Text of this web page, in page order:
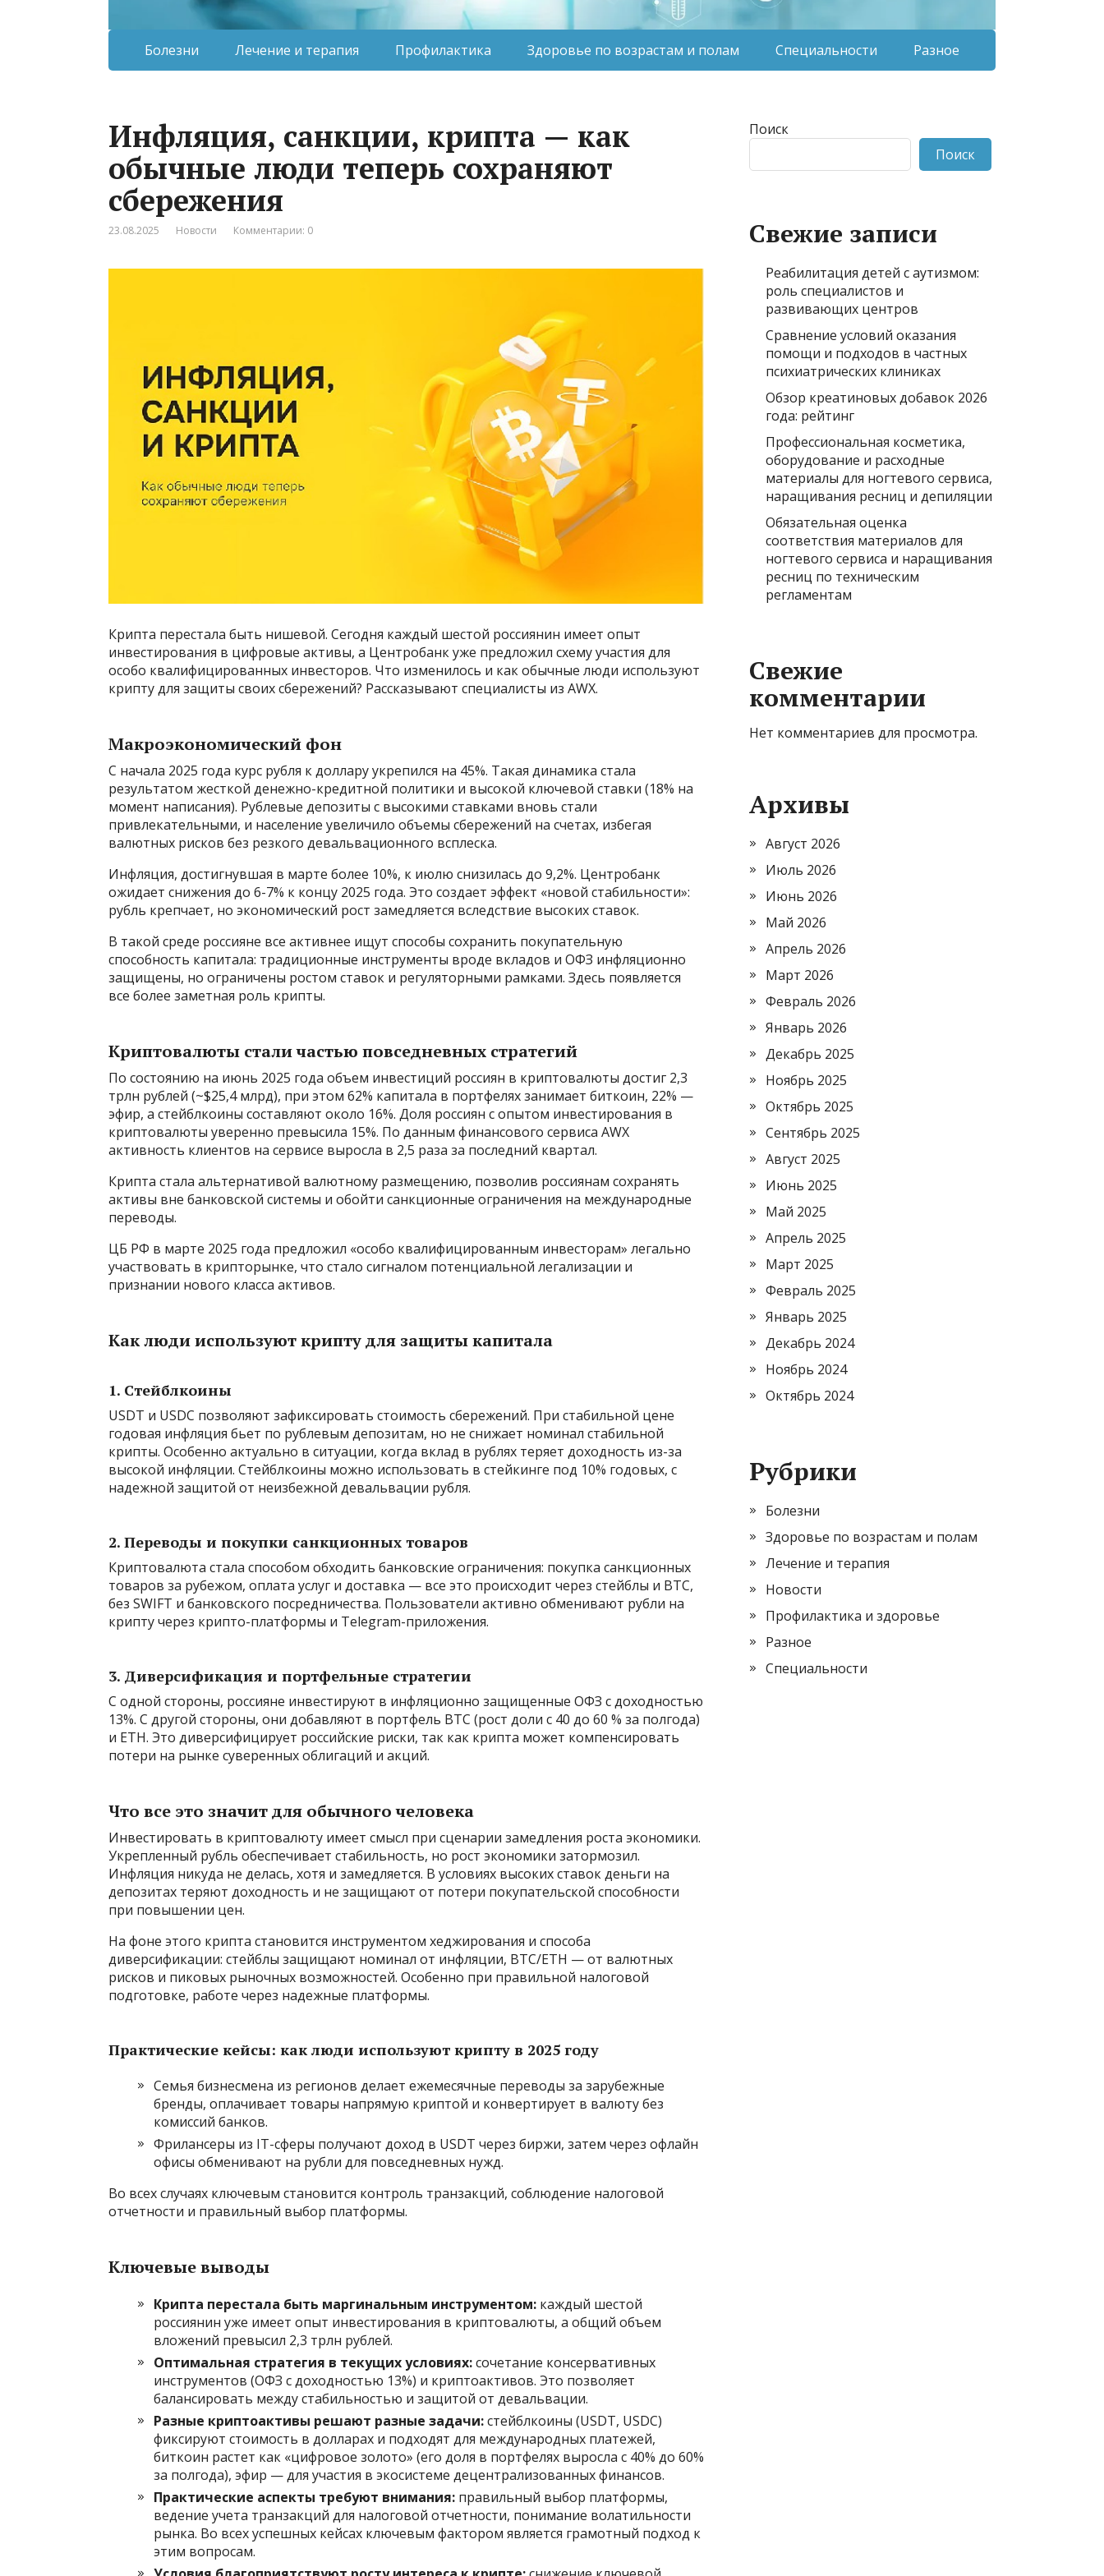
Болезни Лечение и терапия Профилактика Здоровье по возрастам и полам Специальности Разное
Инфляция, санкции, крипта — как
обычные люди теперь сохраняют
сбережения
23.08.2025 Новости Комментарии: 0
Крипта перестала быть нишевой. Сегодня каждый шестой россиянин имеет опыт
инвестирования в цифровые активы, а Центробанк уже предложил схему участия для
особо квалифицированных инвесторов. Что изменилось и как обычные люди используют
крипту для защиты своих сбережений? Рассказывают специалисты из AWX.
Макроэкономический фон
С начала 2025 года курс рубля к доллару укрепился на 45%. Такая динамика стала
результатом жесткой денежно-кредитной политики и высокой ключевой ставки (18% на
момент написания). Рублевые депозиты с высокими ставками вновь стали
привлекательными, и население увеличило объемы сбережений на счетах, избегая
валютных рисков без резкого девальвационного всплеска.
Инфляция, достигнувшая в марте более 10%, к июлю снизилась до 9,2%. Центробанк
ожидает снижения до 6-7% к концу 2025 года. Это создает эффект «новой стабильности»:
рубль крепчает, но экономический рост замедляется вследствие высоких ставок.
В такой среде россияне все активнее ищут способы сохранить покупательную
способность капитала: традиционные инструменты вроде вкладов и ОФЗ инфляционно
защищены, но ограничены ростом ставок и регуляторными рамками. Здесь появляется
все более заметная роль крипты.
Криптовалюты стали частью повседневных стратегий
По состоянию на июнь 2025 года объем инвестиций россиян в криптовалюты достиг 2,3
трлн рублей (~$25,4 млрд), при этом 62% капитала в портфелях занимает биткоин, 22% —
эфир, а стейблкоины составляют около 16%. Доля россиян с опытом инвестирования в
криптовалюты уверенно превысила 15%. По данным финансового сервиса AWX
активность клиентов на сервисе выросла в 2,5 раза за последний квартал.
Крипта стала альтернативой валютному размещению, позволив россиянам сохранять
активы вне банковской системы и обойти санкционные ограничения на международные
переводы.
ЦБ РФ в марте 2025 года предложил «особо квалифицированным инвесторам» легально
участвовать в крипторынке, что стало сигналом потенциальной легализации и
признании нового класса активов.
Как люди используют крипту для защиты капитала
1. Стейблкоины
USDT и USDC позволяют зафиксировать стоимость сбережений. При стабильной цене
годовая инфляция бьет по рублевым депозитам, но не снижает номинал стабильной
крипты. Особенно актуально в ситуации, когда вклад в рублях теряет доходность из-за
высокой инфляции. Стейблкоины можно использовать в стейкинге под 10% годовых, с
надежной защитой от неизбежной девальвации рубля.
2. Переводы и покупки санкционных товаров
Криптовалюта стала способом обходить банковские ограничения: покупка санкционных
товаров за рубежом, оплата услуг и доставка — все это происходит через стейблы и BTC,
без SWIFT и банковского посредничества. Пользователи активно обменивают рубли на
крипту через крипто-платформы и Telegram-приложения.
3. Диверсификация и портфельные стратегии
С одной стороны, россияне инвестируют в инфляционно защищенные ОФЗ с доходностью
13%. С другой стороны, они добавляют в портфель BTC (рост доли с 40 до 60 % за полгода)
и ETH. Это диверсифицирует российские риски, так как крипта может компенсировать
потери на рынке суверенных облигаций и акций.
Что все это значит для обычного человека
Инвестировать в криптовалюту имеет смысл при сценарии замедления роста экономики.
Укрепленный рубль обеспечивает стабильность, но рост экономики затормозил.
Инфляция никуда не делась, хотя и замедляется. В условиях высоких ставок деньги на
депозитах теряют доходность и не защищают от потери покупательской способности
при повышении цен.
На фоне этого крипта становится инструментом хеджирования и способа
диверсификации: стейблы защищают номинал от инфляции, BTC/ETH — от валютных
рисков и пиковых рыночных возможностей. Особенно при правильной налоговой
подготовке, работе через надежные платформы.
Практические кейсы: как люди используют крипту в 2025 году
Семья бизнесмена из регионов делает ежемесячные переводы за зарубежные
бренды, оплачивает товары напрямую криптой и конвертирует в валюту без
комиссий банков.
Фрилансеры из IT-сферы получают доход в USDT через биржи, затем через офлайн
офисы обменивают на рубли для повседневных нужд.
Во всех случаях ключевым становится контроль транзакций, соблюдение налоговой
отчетности и правильный выбор платформы.
Ключевые выводы
Крипта перестала быть маргинальным инструментом: каждый шестой
россиянин уже имеет опыт инвестирования в криптовалюты, а общий объем
вложений превысил 2,3 трлн рублей.
Оптимальная стратегия в текущих условиях:сочетание консервативных
инструментов (ОФЗ с доходностью 13%) и криптоактивов. Это позволяет
балансировать между стабильностью и защитой от девальвации.
Разные криптоактивы решают разные задачи:стейблкоины (USDT, USDC)
фиксируют стоимость в долларах и подходят для международных платежей,
биткоин растет как «цифровое золото» (его доля в портфелях выросла с 40% до 60%
за полгода), эфир — для участия в экосистеме децентрализованных финансов.
Практические аспекты требуют внимания: правильный выбор платформы,
ведение учета транзакций для налоговой отчетности, понимание волатильности
рынка. Во всех успешных кейсах ключевым фактором является грамотный подход к
этим вопросам.
Поиск
Поиск
Свежие записи
Реабилитация детей с аутизмом:
роль специалистов и
развивающих центров
Сравнение условий оказания
помощи и подходов в частных
психиатрических клиниках
Обзор креатиновых добавок 2026
года: рейтинг
Профессиональная косметика,
оборудование и расходные
материалы для ногтевого сервиса,
наращивания ресниц и депиляции
Обязательная оценка
соответствия материалов для
ногтевого сервиса и наращивания
ресниц по техническим
регламентам
Свежие
комментарии
Нет комментариев для просмотра.
Архивы
Август 2026
Июль 2026
Июнь 2026
Май 2026
Апрель 2026
Март 2026
Февраль 2026
Январь 2026
Декабрь 2025
Ноябрь 2025
Октябрь 2025
Сентябрь 2025
Август 2025
Июнь 2025
Май 2025
Апрель 2025
Март 2025
Февраль 2025
Январь 2025
Декабрь 2024
Ноябрь 2024
Октябрь 2024
Рубрики
Болезни
Здоровье по возрастам и полам
Лечение и терапия
Новости
Профилактика и здоровье
Разное
Специальности